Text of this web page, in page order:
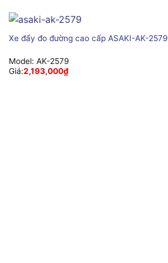
Xe đẩy đo đường cao cấp ASAKI-AK-2579
Model: AK-2579
Giá:2,193,000₫